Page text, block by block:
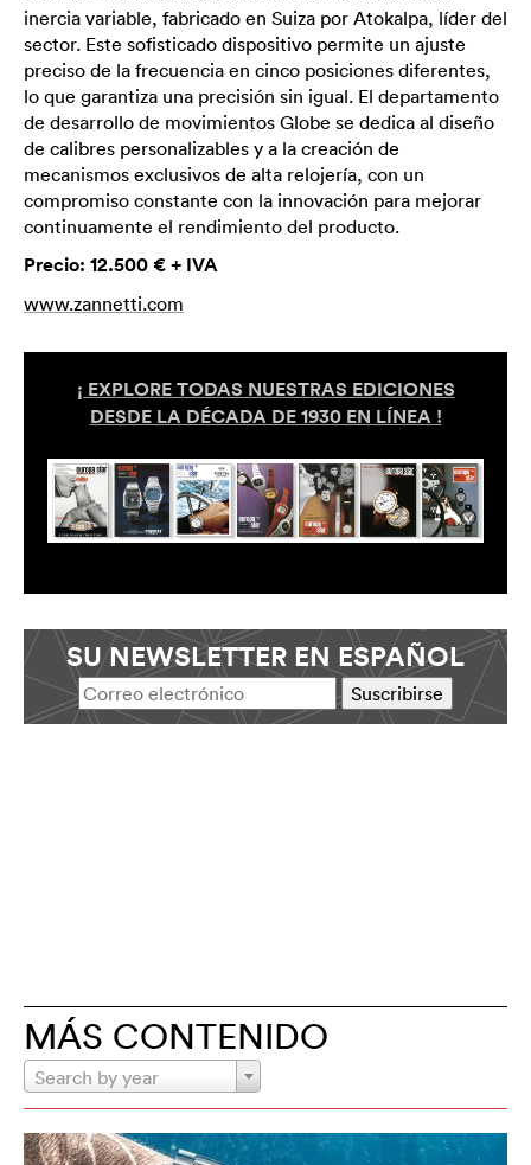
inercia variable, fabricado en Suiza por Atokalpa, líder del
sector. Este sofisticado dispositivo permite un ajuste
preciso de la frecuencia en cinco posiciones diferentes,
lo que garantiza una precisión sin igual. El departamento
de desarrollo de movimientos Globe se dedica al diseño
de calibres personalizables y a la creación de
mecanismos exclusivos de alta relojería, con un
compromiso constante con la innovación para mejorar
continuamente el rendimiento del producto.
Precio: 12.500 € + IVA
www.zannetti.com
¡ EXPLORE TODAS NUESTRAS EDICIONES
DESDE LA DÉCADA DE 1930 EN LÍNEA !
SU NEWSLETTER EN ESPAÑOL
MÁS CONTENIDO
Search by year